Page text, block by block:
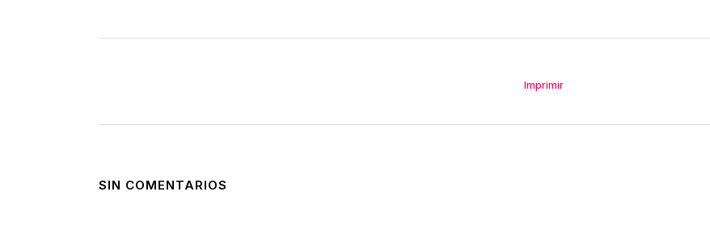
Imprimir
SIN COMENTARIOS